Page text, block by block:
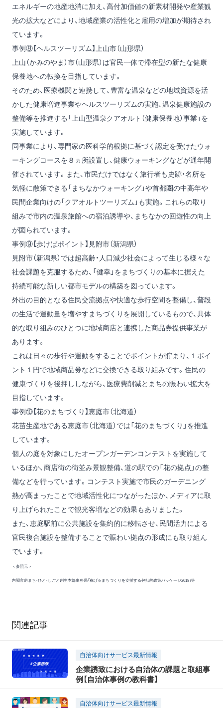
エネルギーの地産地消に加え、高付加価値の新素材開発や産業観
光の拡大などにより、地域産業の活性化と雇用の増加が期待され
ています。
事例⑧【ヘルスツーリズム】上山市（山形県）
上山（かみのやま）市（山形県）は官民一体で滞在型の新たな健康
保養地への転換を目指しています。
そのため、医療機関と連携して、豊富な温泉などの地域資源を活
かした健康増進事業やヘルスツーリズムの実施、温泉健康施設の
整備等を推進する「上山型温泉クアオルト（健康保養地）事業」を
実施しています。
同事業により、専門家の医科学的根拠に基づく認定を受けたウォ
ーキングコースを８ヵ所設置し、健康ウォーキングなどが通年開
催されています。また、市民だけではなく旅行者も史跡・名所を
気軽に散策できる「まちなかウォーキング」や首都圏の中高年や
民間企業向けの「クアオルトツーリズム」も実施。これらの取り
組みで市内の温泉旅館への宿泊誘導や、まちなかの回遊性の向上
が図られています。
事例⑨【歩けばポイント】見附市（新潟県）
見附市（新潟県）では超高齢・人口減少社会によって生じる様々な
社会課題を克服するため、「健幸」をまちづくりの基本に据えた
持続可能な新しい都市モデルの構築を図っています。
外出の目的となる住民交流拠点や快適な歩行空間を整備し、普段
の生活で運動量を増やすまちづくりを展開しているもので、具体
的な取り組みのひとつに地域商店と連携した商品券提供事業が
あります。
これは日々の歩行や運動をすることでポイントが貯まり、１ポイ
ント１円で地域商品券などに交換できる取り組みです。住民の
健康づくりを後押ししながら、医療費削減とまちの賑わい拡大を
目指しています。
事例⑩【花のまちづくり】恵庭市（北海道）
花苗生産地である恵庭市（北海道）では「花のまちづくり」を推進
しています。
個人の庭を対象にしたオープンガーデンコンテストを実施して
いるほか、商店街の街並み景観整備、道の駅での「花の拠点」の整
備などを行っています。コンテスト実施で市民のガーデニング
熱が高まったことで地域活性化につながったほか、メディアに取
り上げられたことで観光客増などの効果もありました。
また、恵庭駅前に公共施設を集約的に移転させ、民間活力による
官民複合施設を整備することで賑わい拠点の形成にも取り組ん
でいます。
＜参照元＞
内閣官房まち・ひと・しごと創生本部事務局「稼げるまちづくりを支援する包括的政策パッケージ2018」等
関連記事
自治体向けサービス最新情報
企業誘致における自治体の課題と取組事
例【自治体事例の教科書】
自治体向けサービス最新情報